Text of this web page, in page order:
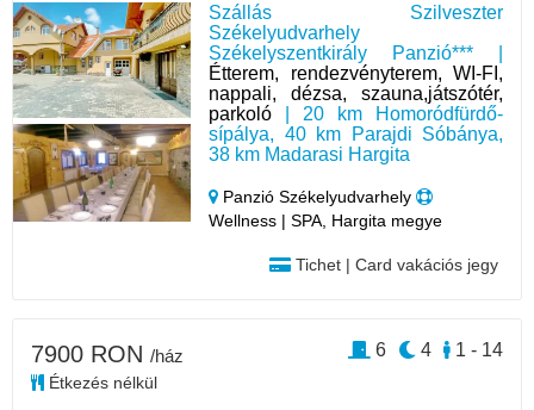
Szállás Szilveszter
Székelyudvarhely
Székelyszentkirály Panzió*** |
Étterem, rendezvényterem, WI-FI,
nappali, dézsa, szauna,játszótér,
parkoló | 20 km Homoródfürdő-
sípálya, 40 km Parajdi Sóbánya,
38 km Madarasi Hargita
Panzió Székelyudvarhely
Wellness | SPA, Hargita megye
Tichet | Card vakációs jegy
7900 RON /ház
Étkezés nélkül
1 - 14
4
6